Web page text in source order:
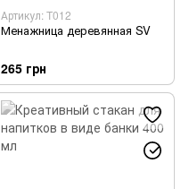
Артикул: T012
Менажница деревянная SV
265 грн